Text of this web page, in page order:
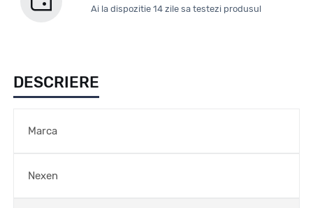
Ai la dispozitie 14 zile sa testezi produsul
DESCRIERE
Marca
Nexen